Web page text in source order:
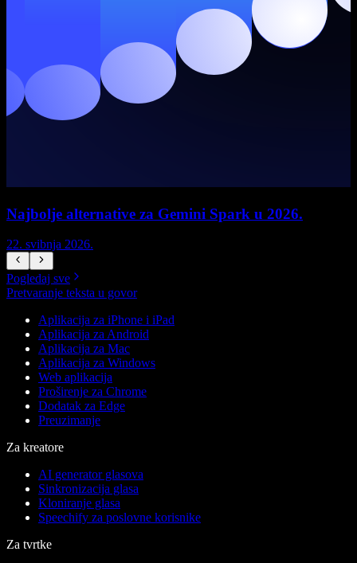
Najbolje alternative za Gemini Spark u 2026.
22. svibnja 2026.
Pogledaj sve
Pretvaranje teksta u govor
Aplikacija za iPhone i iPad
Aplikacija za Android
Aplikacija za Mac
Aplikacija za Windows
Web aplikacija
Proširenje za Chrome
Dodatak za Edge
Preuzimanje
Za kreatore
AI generator glasova
Sinkronizacija glasa
Kloniranje glasa
Speechify za poslovne korisnike
Za tvrtke